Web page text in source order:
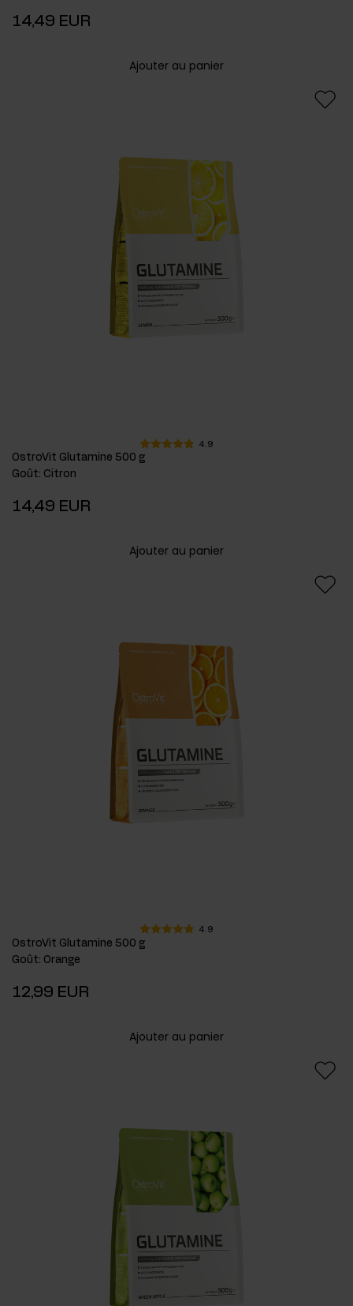
14,49 EUR
Ajouter au panier
4.9
OstroVit Glutamine 500 g
Goût: Citron
14,49 EUR
Ajouter au panier
4.9
OstroVit Glutamine 500 g
Goût: Orange
12,99 EUR
Ajouter au panier